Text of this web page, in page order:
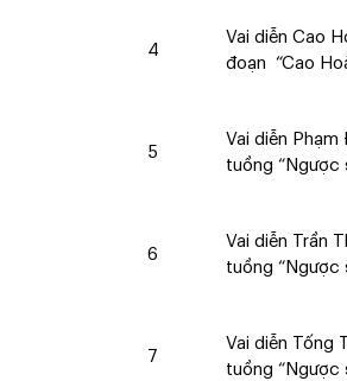
4
Vai diễn Cao
đoạn “Cao
5
Vai diễn
tuồng “Ngược
6
Vai diễn Trần
tuồng “Ngược
7
Vai diễn Tống
tuồng “Ngược